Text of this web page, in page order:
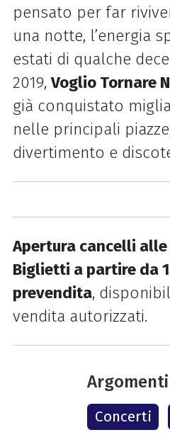
pensato per far
una notte, l’energia
estati di qualche
2019,Voglio Tornare
già conquistato
nelle principali
divertimento e
Apertura cancelli alle
Biglietti a partire da
prevendita,
vendita autorizzati.
Concerti